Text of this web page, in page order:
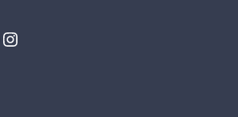
Instagram